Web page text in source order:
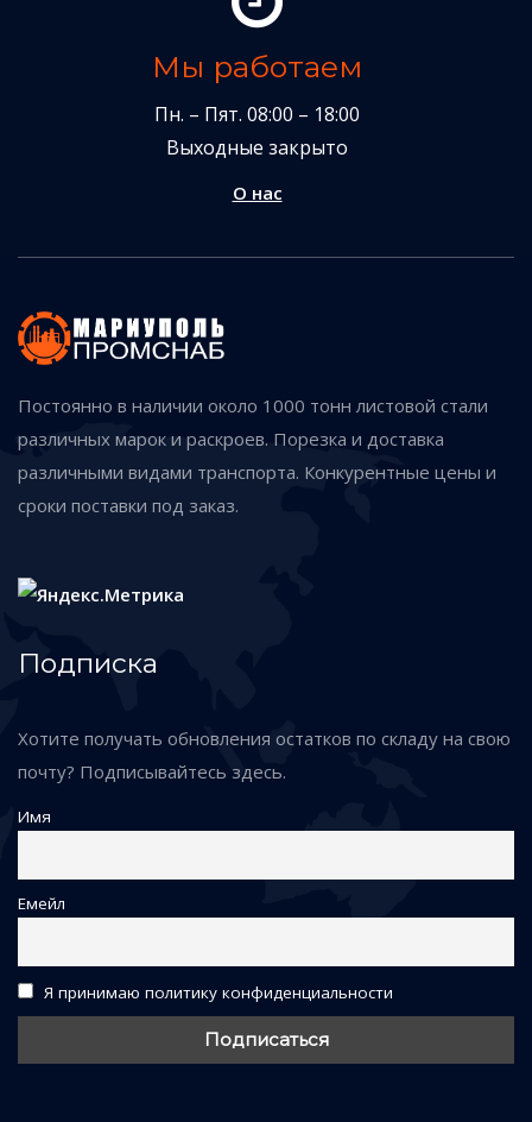
Мы работаем
Пн. – Пят. 08:00 – 18:00
Выходные закрыто
О нас
Постоянно в наличии около 1000 тонн листовой стали
различных марок и раскроев. Порезка и доставка
различными видами транспорта. Конкурентные цены и
сроки поставки под заказ.
Подписка
Хотите получать обновления остатков по складу на свою
почту? Подписывайтесь здесь.
Имя
Емейл
Я принимаю политику конфиденциальности